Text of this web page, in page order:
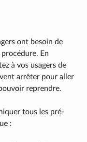
ont besoin de
En
à vos usagers de
arrêter pour aller
reprendre.
tous les pré-
: